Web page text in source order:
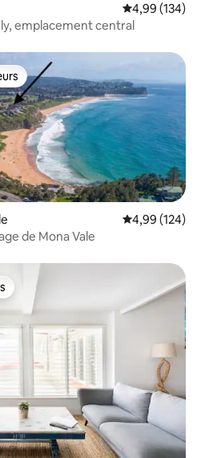
Évaluation
4,99 (134)
emplacement central
les plus appréciés
Évaluation
4,99 (124)
de Mona Vale